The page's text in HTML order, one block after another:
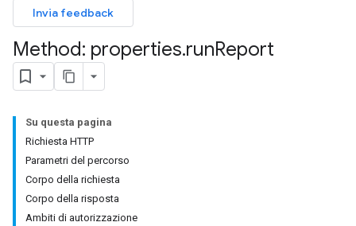
Invia feedback
Method: properties.runReport
Su questa pagina
Richiesta HTTP
Parametri del percorso
Corpo della richiesta
Corpo della risposta
Ambiti di autorizzazione